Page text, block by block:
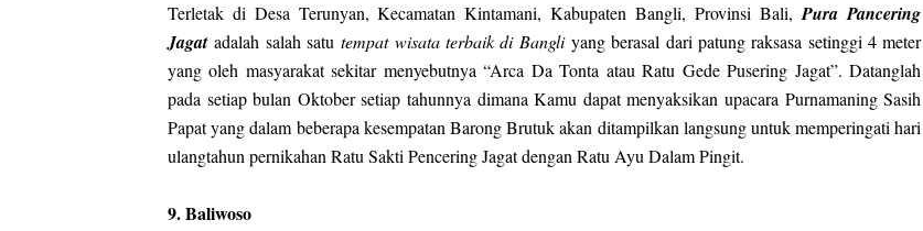
Terletak di Desa Terunyan, Kecamatan Kintamani, Kabupaten Bangli, Provinsi Bali,Pura Pancering
Jagatadalah salah satutempat wisata terbaik di Bangliyang berasal dari patung raksasa setinggi 4 meter
yang oleh masyarakat sekitar menyebutnya “Arca Da Tonta atau Ratu Gede Pusering Jagat”. Datanglah
pada setiap bulan Oktober setiap tahunnya dimana Kamu dapat menyaksikan upacara Purnamaning Sasih
Papat yang dalam beberapa kesempatan Barong Brutuk akan ditampilkan langsung untuk memperingati hari
ulangtahun pernikahan Ratu Sakti Pencering Jagat dengan Ratu Ayu Dalam Pingit.
9. Baliwoso